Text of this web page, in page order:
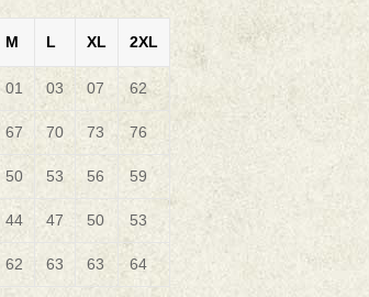
M L XL 2XL
01 03 07 62
67 70 73 76
50 53 56 59
44 47 50 53
62 63 63 64